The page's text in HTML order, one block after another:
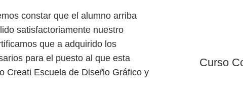
constar que el alumno arriba
satisfactoriamente nuestro
que a adquirido los
para el puesto al que esta
Creati Escuela de Diseño Gráfico y
Curso